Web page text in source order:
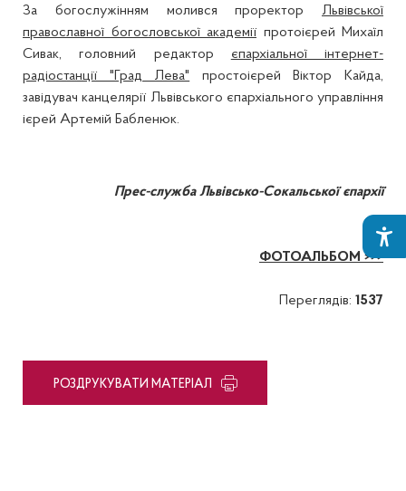
За богослужінням молився проректор Львівської
православної богословської академії протоієрей Михаїл
Сивак, головний редактор єпархіальної інтернет-
радіостанції "Град Лева" простоієрей Віктор Кайда,
завідувач канцелярії Львівського єпархіального управління
ієрей Артемій Бабленюк.
Прес-служба Львівсько-Сокальської єпархії
ФОТОАЛЬБОМ >>>
Переглядів: 1537
PОЗДРУКУВАТИ МАТЕРІАЛ